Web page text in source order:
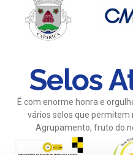
Selos
É com enorme honra e
vários selos que permitem
Agrupamento, fruto do